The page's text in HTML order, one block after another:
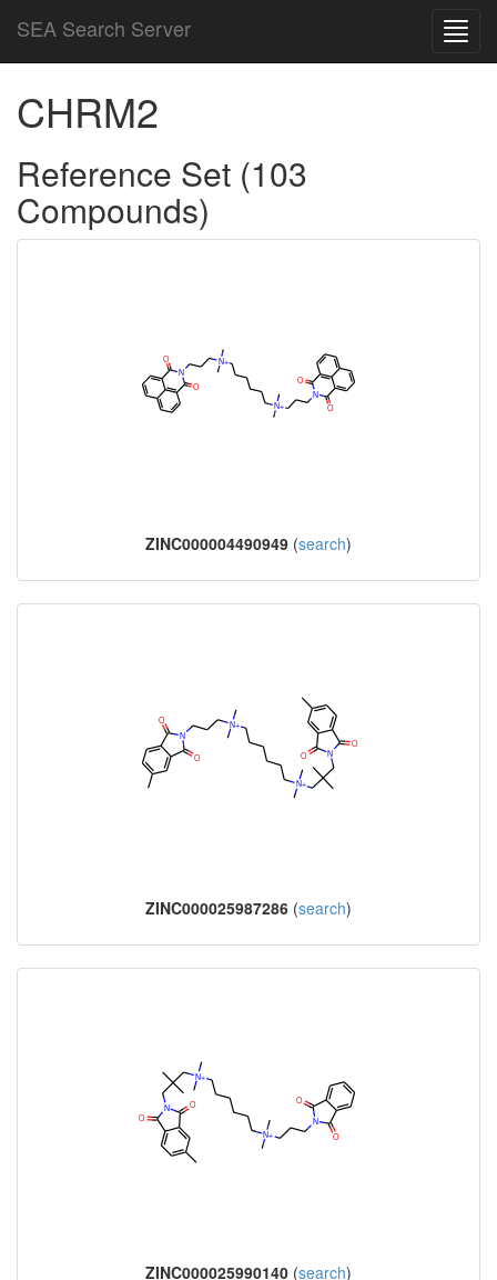
SEA Search Server
CHRM2
Reference Set (103
Compounds)
ZINC000004490949 (search)
ZINC000025987286 (search)
ZINC000025990140 (search)